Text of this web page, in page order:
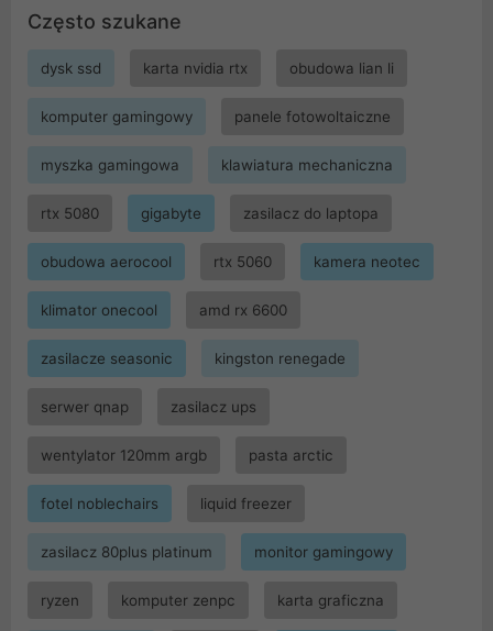
Często szukane
dysk ssd karta nvidia rtx obudowa lian li
komputer gamingowy panele fotowoltaiczne
myszka gamingowa klawiatura mechaniczna
rtx 5080 gigabyte zasilacz do laptopa
obudowa aerocool rtx 5060 kamera neotec
klimator onecool amd rx 6600
zasilacze seasonic kingston renegade
serwer qnap zasilacz ups
wentylator 120mm argb pasta arctic
fotel noblechairs liquid freezer
zasilacz 80plus platinum monitor gamingowy
ryzen komputer zenpc karta graficzna